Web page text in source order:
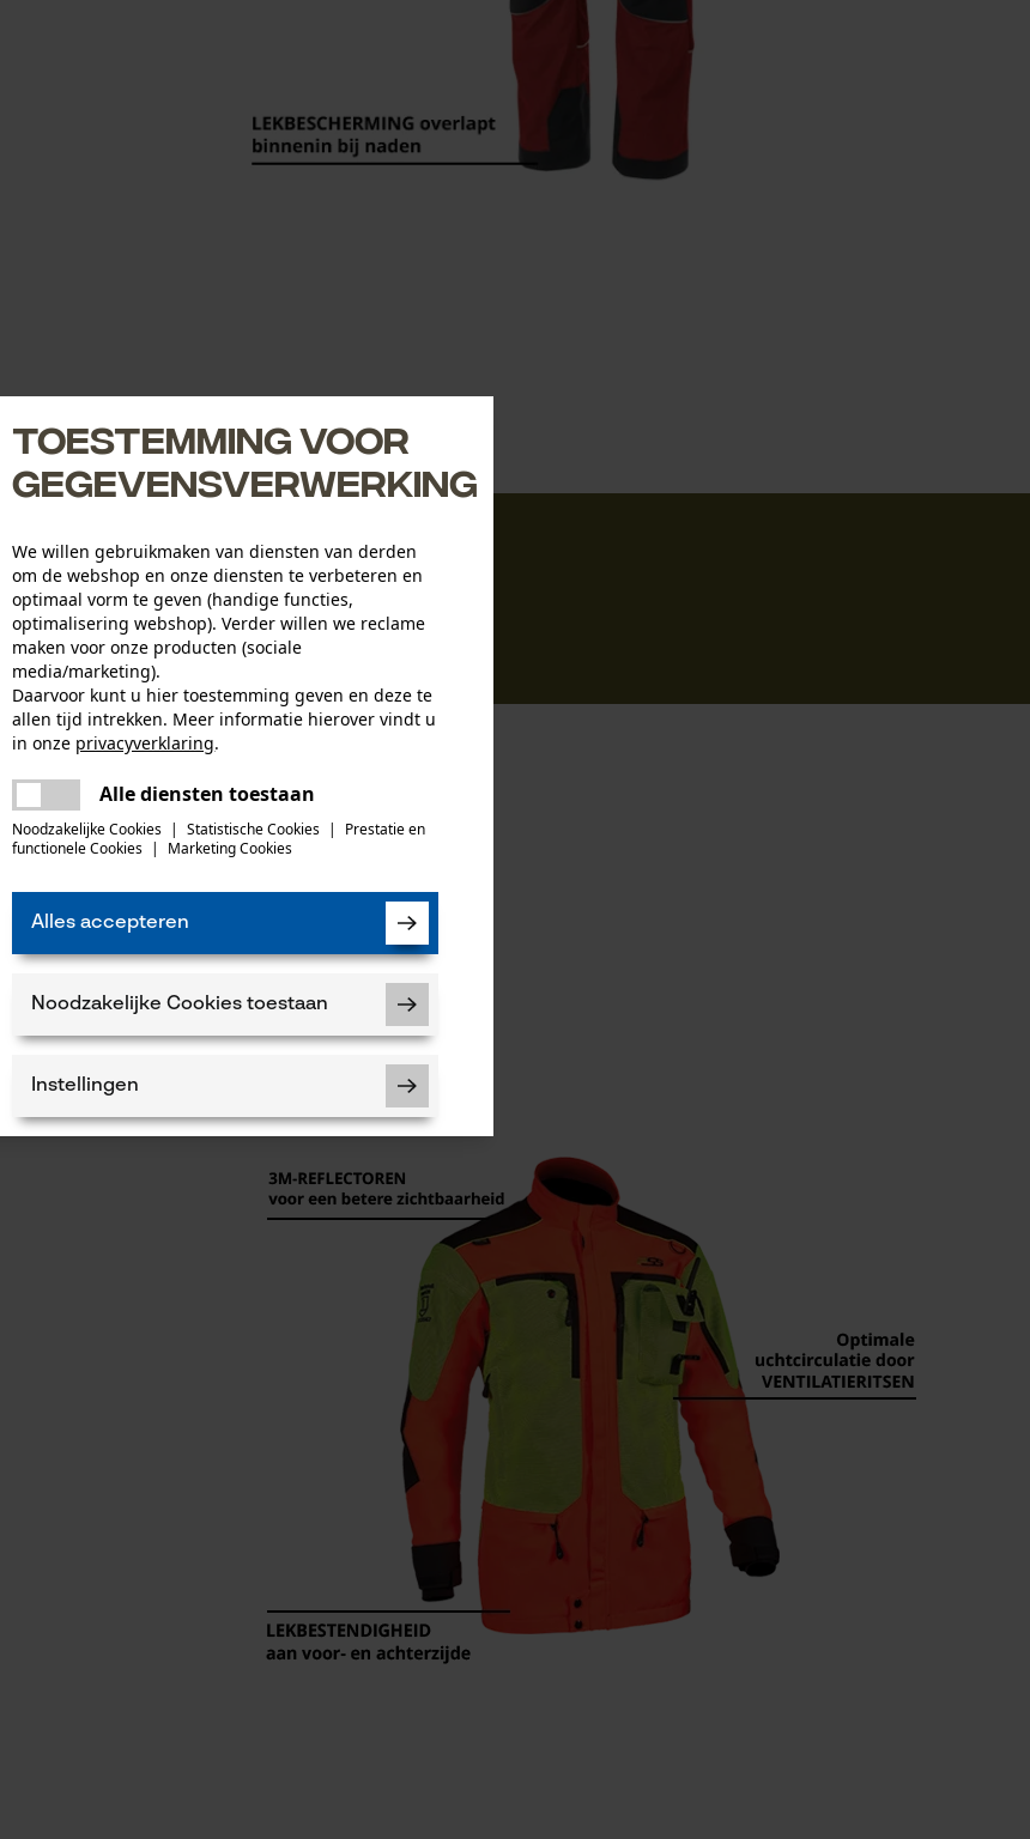
MEER JACHBROEKEN
ONTDEK NU
Toestemming voor
gegevensverwerking
We willen gebruikmaken van diensten van derden
om de webshop en onze diensten te verbeteren en
optimaal vorm te geven (handige functies,
optimalisering webshop). Verder willen we reclame
maken voor onze producten (sociale
media/marketing).
Daarvoor kunt u hier toestemming geven en deze te
allen tijd intrekken. Meer informatie hierover vindt u
in onze privacyverklaring.
Alle diensten toestaan
Noodzakelijke Cookies | Statistische Cookies |
Prestatie en
functionele Cookies | Marketing Cookies
Alles accepteren
Noodzakelijke Cookies toestaan
Instellingen
Mouseflow Web Analytics Tool
opnieuw te proberen.
mail